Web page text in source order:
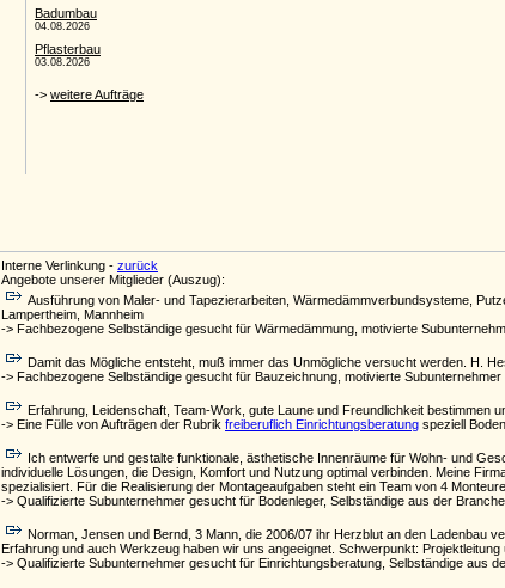
Interne Verlinkung - zurück
Angebote unserer Mitglieder (Auszug):
Ausführung von Maler- und Tapezierarbeiten, Wärmedämmverbundsysteme,
Lampertheim, Mannheim
-> Fachbezogene Selbständige gesucht für Wärmedämmung, motivierte
Damit das Mögliche entsteht, muß immer das Unmögliche versucht werden. H.
-> Fachbezogene Selbständige gesucht für Bauzeichnung, motivierte
Erfahrung, Leidenschaft, Team-Work, gute Laune und Freundlichkeit bestimmen
-> Eine Fülle von Aufträgen der Rubrik freiberuflich Einrichtungsberatung speziell
Ich entwerfe und gestalte funktionale, ästhetische Innenräume für Wohn- und
individuelle Lösungen, die Design, Komfort und Nutzung optimal verbinden. Meine
spezialisiert. Für die Realisierung der Montageaufgaben steht ein Team von 4
-> Qualifizierte Subunternehmer gesucht für Bodenleger, Selbständige aus der Branche
Norman, Jensen und Bernd, 3 Mann, die 2006/07 ihr Herzblut an den Ladenbau
Erfahrung und auch Werkzeug haben wir uns angeeignet. Schwerpunkt: Projektleitung
-> Qualifizierte Subunternehmer gesucht für Einrichtungsberatung, Selbständige aus